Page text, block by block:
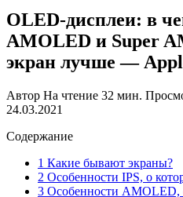
OLED-дисплеи: в
AMOLED и Super
экран лучше —
Автор На чтение 32 мин.
24.03.2021
Содержание
1 Какие бывают экраны?
2 Особенности IPS, о
3 Особенности AMOLED,